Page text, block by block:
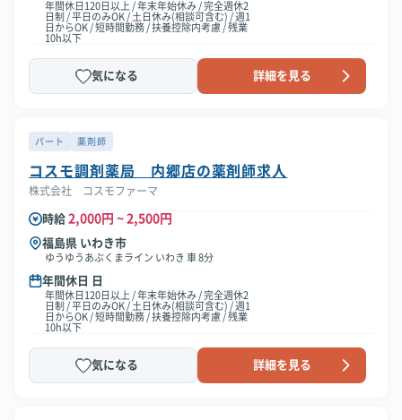
年間休日120日以上 / 年末年始休み / 完全週休2
日制 / 平日のみOK / 土日休み(相談可含む) / 週1
日からOK / 短時間勤務 / 扶養控除内考慮 / 残業
10h以下
気になる 詳細を見る
パート 薬剤師
コスモ調剤薬局 内郷店の薬剤師求人
株式会社 コスモファーマ
時給 2,000円 ~ 2,500円
福島県 いわき市
ゆうゆうあぶくまライン いわき 車 8分
年間休日 日
年間休日120日以上 / 年末年始休み / 完全週休2
日制 / 平日のみOK / 土日休み(相談可含む) / 週1
日からOK / 短時間勤務 / 扶養控除内考慮 / 残業
10h以下
気になる 詳細を見る